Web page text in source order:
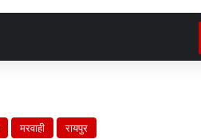
मरवाही रायपुर